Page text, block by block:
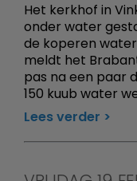
Het kerkhof in
onder water
de koperen
meldt het
pas na een paar
150 kuub water
Lees verder